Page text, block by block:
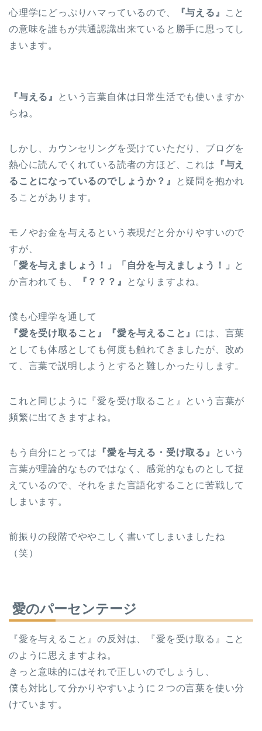
心理学にどっぷりハマっているので、 『与える』
こと
の意味を誰もが共通認識出来ていると勝手に思ってし
まいます。
『与える』
という言葉自体は日常生活でも使いますか
らね。
しかし、カウンセリングを受けていただり、ブログを
熱心に読んでくれている読者の方ほど、これは
『与え
ることになっているのでしょうか？』
と疑問を抱かれ
ることがあります。
モノやお金を与えるという表現だと分かりやすいので
すが、
「愛を与えましょう！」「自分を与えましょう！」
と
か言われても、
『？？？』 となりますよね。
僕も心理学を通して
『愛を受け取ること』『愛を与えること』 には、言葉
としても体感としても何度も触れてきましたが、改め
て、言葉で説明しようとすると難しかったりします。
これと同じように『愛を受け取ること』という言葉が
頻繁に出てきますよね。
もう自分にとっては 『愛を与える・受け取る』
という
言葉が理論的なものではなく、感覚的なものとして捉
えているので、それをまた言語化することに苦戦して
しまいます。
前振りの段階でややこしく書いてしまいましたね
（笑）
愛のパーセンテージ
『愛を与えること』の反対は、『愛を受け取る』こと
のように思えますよね。
きっと意味的にはそれで正しいのでしょうし、
僕も対比して分かりやすいように２つの言葉を使い分
けています。